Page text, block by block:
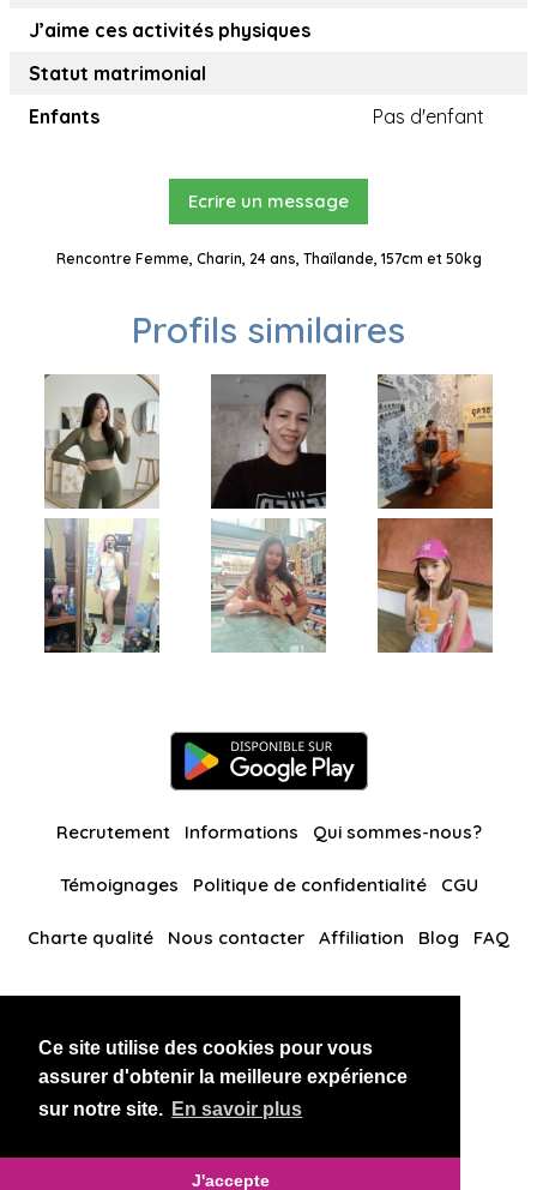
Ce site utilise des cookies pour vous
assurer d'obtenir la meilleure expérience
sur notre site. En savoir plus
J'accepte
J’aime ces activités physiques
Statut matrimonial
Enfants
Pas d'enfant
Ecrire un message
Rencontre Femme, Charin, 24 ans, Thaïlande, 157cm et 50kg
Profils similaires
Recrutement Informations Qui sommes-nous?
Témoignages Politique de confidentialité CGU
Charte qualité Nous contacter Affiliation Blog FAQ
BlackAndBeauties RussianKisses
Copyright 2026 thaidatevip